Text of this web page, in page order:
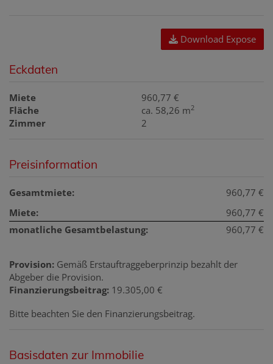
Download Expose
Eckdaten
Miete
960,77 €
Fläche
ca. 58,26 m2
Zimmer 2
Preisinformation
Gesamtmiete:
960,77 €
Miete:
960,77 €
monatliche Gesamtbelastung:
960,77 €
Provision: Gemäß Erstauftraggeberprinzip bezahlt der
Abgeber die Provision.
Finanzierungsbeitrag: 19.305,00 €
Bitte beachten Sie den Finanzierungsbeitrag.
Basisdaten zur Immobilie